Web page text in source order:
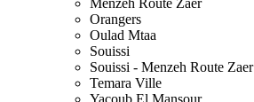
Menzeh Route Zaer
Orangers
Oulad Mtaa
Souissi
Souissi - Menzeh Route Zaer
Temara Ville
Yacoub El Mansour